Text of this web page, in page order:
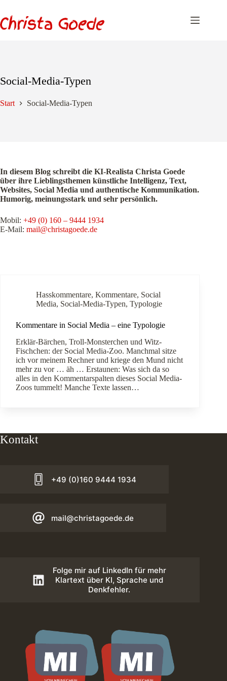
springen
Social-Media-Typen
Start Social-Media-Typen
In diesem Blog schreibt die KI-Realista Christa Goede
über ihre Lieblingsthemen künstliche Intelligenz, Text,
Websites, Social Media und authentische Kommunikation.
Humorig, meinungsstark und sehr persönlich.
Mobil: +49 (0) 160 – 9444 1934
E-Mail: mail@christagoede.de
Hasskommentare, Kommentare, Social
Media, Social-Media-Typen, Typologie
Kommentare in Social Media – eine Typologie
Erklär-Bärchen, Troll-Monsterchen und Witz-
Fischchen: der Social Media-Zoo. Manchmal sitze
ich vor meinem Rechner und kriege den Mund nicht
mehr zu vor … äh … Erstaunen: Was sich da so
alles in den Kommentarspalten dieses Social Media-
Zoos tummelt! Manche Texte lassen…
Kontakt
+49 (0)160 9444 1934
mail@christagoede.de
Folge mir auf LinkedIn für mehr
Klartext über KI, Sprache und
Denkfehler.